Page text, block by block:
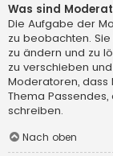
Was sind
Die Aufgabe der
zu beobachten.
zu ändern und zu
zu verschieben
Moderatoren, dass
Thema
schreiben.
Nach oben